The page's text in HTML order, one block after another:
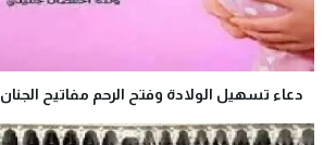
دعاء تسهيل الولادة وفتح الرحم مفاتيح الجنان